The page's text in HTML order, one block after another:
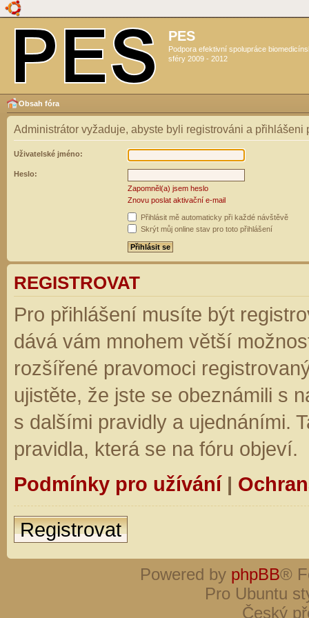
PES
Podpora efektivní spolupráce
sféry 2009 - 2012
Obsah fóra
Administrátor vyžaduje, abyste byli registrováni a přihlášeni
Uživatelské jméno:
Heslo:
Zapomněl(a) jsem heslo
Znovu poslat aktivační e-mail
Přihlásit mě automaticky při každé návštěvě
Skrýt můj online stav pro toto přihlášení
REGISTROVAT
Pro přihlášení musíte být
dává vám mnohem větší
rozšířené pravomoci
ujistěte, že jste se obeznámili s
s dalšími pravidly a ujednáními.
pravidla, která se na fóru objeví.
Podmínky pro užívání|
Registrovat
Powered by phpBB®
Pro Ubuntu
Český